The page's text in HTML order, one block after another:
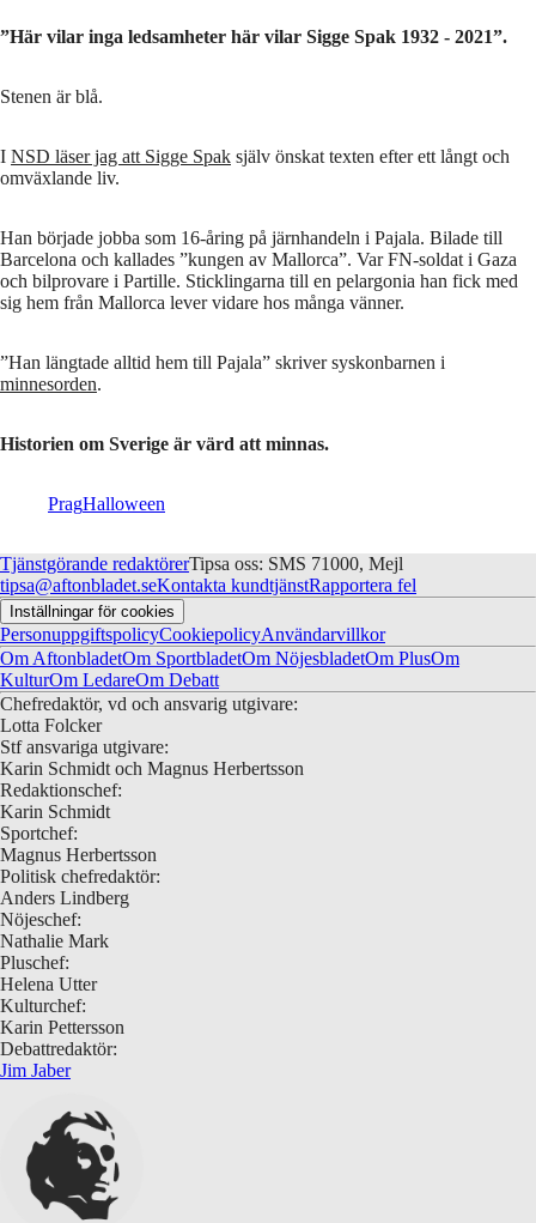
”Här vilar inga ledsamheter här vilar Sigge Spak 1932 - 2021”.
Stenen är blå.
I NSD läser jag att Sigge Spak själv önskat texten efter ett långt och
omväxlande liv.
Han började jobba som 16-åring på järnhandeln i Pajala. Bilade till
Barcelona och kallades ”kungen av Mallorca”. Var FN-soldat i Gaza
och bilprovare i Partille. Sticklingarna till en pelargonia han fick med
sig hem från Mallorca lever vidare hos många vänner.
”Han längtade alltid hem till Pajala” skriver syskonbarnen i
minnesorden.
Historien om Sverige är värd att minnas.
PragHalloween
Tjänstgörande redaktörerTipsa oss: SMS 71000, Mejl
tipsa@aftonbladet.seKontakta kundtjänstRapportera fel
Inställningar för cookies
PersonuppgiftspolicyCookiepolicyAnvändarvillkor
Om AftonbladetOm SportbladetOm NöjesbladetOm PlusOm
KulturOm LedareOm Debatt
Chefredaktör, vd och ansvarig utgivare:
Lotta Folcker
Stf ansvariga utgivare:
Karin Schmidt och Magnus Herbertsson
Redaktionschef:
Karin Schmidt
Sportchef:
Magnus Herbertsson
Politisk chefredaktör:
Anders Lindberg
Nöjeschef:
Nathalie Mark
Pluschef:
Helena Utter
Kulturchef:
Karin Pettersson
Debattredaktör:
Jim Jaber